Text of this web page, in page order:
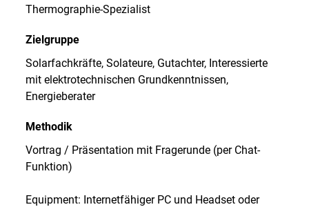
Thermographie-Spezialist
Zielgruppe
Solarfachkräfte, Solateure, Gutachter, Interessierte
mit elektrotechnischen Grundkenntnissen,
Energieberater
Methodik
Vortrag / Präsentation mit Fragerunde (per Chat-
Funktion)
Equipment: Internetfähiger PC und Headset oder